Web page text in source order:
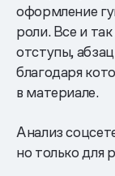
оформление
роли. Все и
отступы,
благодаря
в материале.
Анализ
но только для